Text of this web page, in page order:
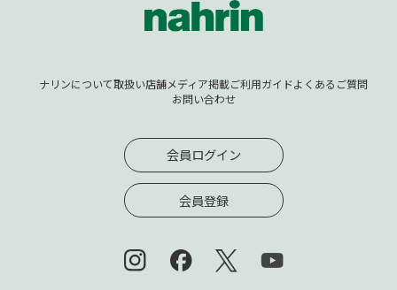
ナリンについて取扱い店舗メディア掲載ご利用ガイドよくあるご質問
お問い合わせ
会員ログイン
会員登録